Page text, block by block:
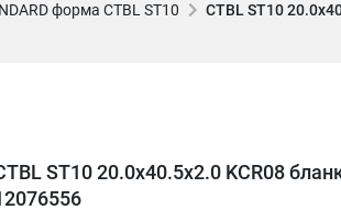
форма CTBL ST10 CTBL ST10
ST10 20.0x40.5x2.0 KCR08